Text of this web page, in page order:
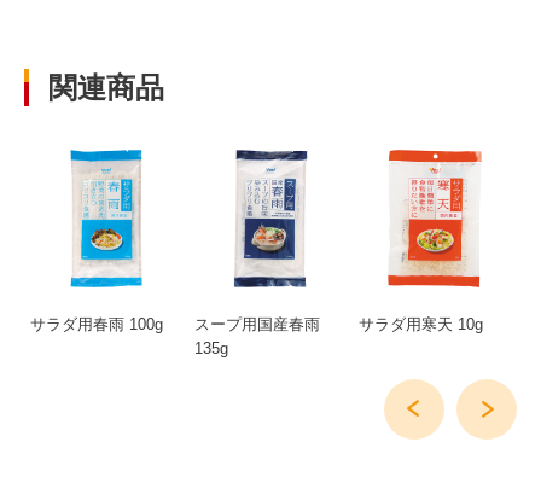
関連商品
サラダ用春雨 100g
スープ用国産春雨
135g
サラダ用寒天 10g